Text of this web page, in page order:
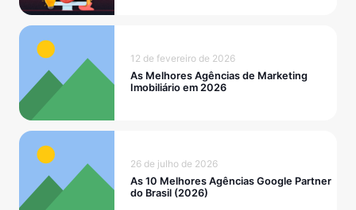
12 de fevereiro de 2026
As Melhores Agências de Marketing
Imobiliário em 2026
26 de julho de 2026
As 10 Melhores Agências Google Partner
do Brasil (2026)